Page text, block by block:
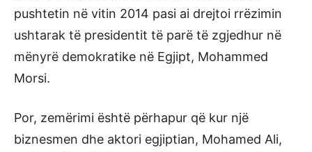
pushtetin në vitin 2014 pasi ai drejtoi rrëzimin
ushtarak të presidentit të parë të zgjedhur në
mënyrë demokratike në Egjipt, Mohammed
Morsi.
Por, zemërimi është përhapur që kur një
biznesmen dhe aktori egjiptian, Mohamed Ali,